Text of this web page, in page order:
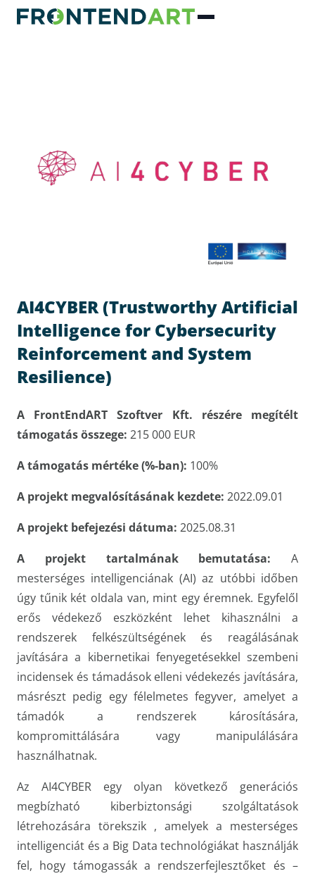
AI4CYBER (Trustworthy Artificial
Intelligence for Cybersecurity
Reinforcement and System
Resilience)
A FrontEndART Szoftver Kft. részére megítélt
támogatás összege: 215 000 EUR
A támogatás mértéke (%-ban): 100%
A projekt megvalósításának kezdete: 2022.09.01
A projekt befejezési dátuma: 2025.08.31
A projekt tartalmának bemutatása: A
mesterséges intelligenciának (AI) az utóbbi időben
úgy tűnik két oldala van, mint egy éremnek. Egyfelől
erős védekező eszközként lehet kihasználni a
rendszerek felkészültségének és reagálásának
javítására a kibernetikai fenyegetésekkel szembeni
incidensek és támadások elleni védekezés javítására,
másrészt pedig egy félelmetes fegyver, amelyet a
támadók a rendszerek károsítására,
kompromittálására vagy manipulálására
használhatnak.
Az AI4CYBER egy olyan következő generációs
megbízható kiberbiztonsági szolgáltatások
létrehozására törekszik , amelyek a mesterséges
intelligenciát és a Big Data technológiákat használják
fel, hogy támogassák a rendszerfejlesztőket és –